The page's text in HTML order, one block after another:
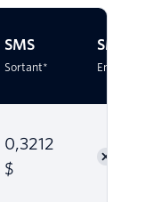
SMS
Sortant*
SMS
Entrant*
0,3212
$